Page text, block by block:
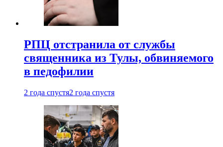
РПЦ отстранила от службы
священника из Тулы, обвиняемого
в педофилии
2 года спустя2 года спустя